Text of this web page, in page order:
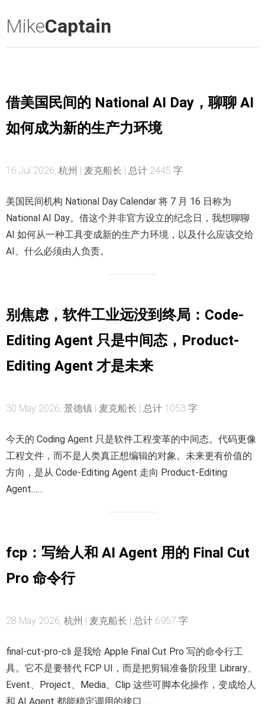
MikeCaptain
借美国民间的 National AI Day，聊聊 AI
如何成为新的生产力环境
16 Jul 2026, 杭州 | 麦克船长 | 总计 2445 字
美国民间机构 National Day Calendar 将 7 月 16 日称为
National AI Day。借这个并非官方设立的纪念日，我想聊聊
AI 如何从一种工具变成新的生产力环境，以及什么应该交给
AI、什么必须由人负责。
别焦虑，软件工业远没到终局：Code-
Editing Agent 只是中间态，Product-
Editing Agent 才是未来
30 May 2026, 景德镇 | 麦克船长 | 总计 1053 字
今天的 Coding Agent 只是软件工程变革的中间态。代码更像
工程文件，而不是人类真正想编辑的对象。未来更有价值的
方向，是从 Code-Editing Agent 走向 Product-Editing
Agent……
fcp：写给人和 AI Agent 用的 Final Cut
Pro 命令行
28 May 2026, 杭州 | 麦克船长 | 总计 6957 字
final-cut-pro-cli 是我给 Apple Final Cut Pro 写的命令行工
具。它不是要替代 FCP UI，而是把剪辑准备阶段里 Library、
Event、Project、Media、Clip 这些可脚本化操作，变成给人
和 AI Agent 都能稳定调用的接口……